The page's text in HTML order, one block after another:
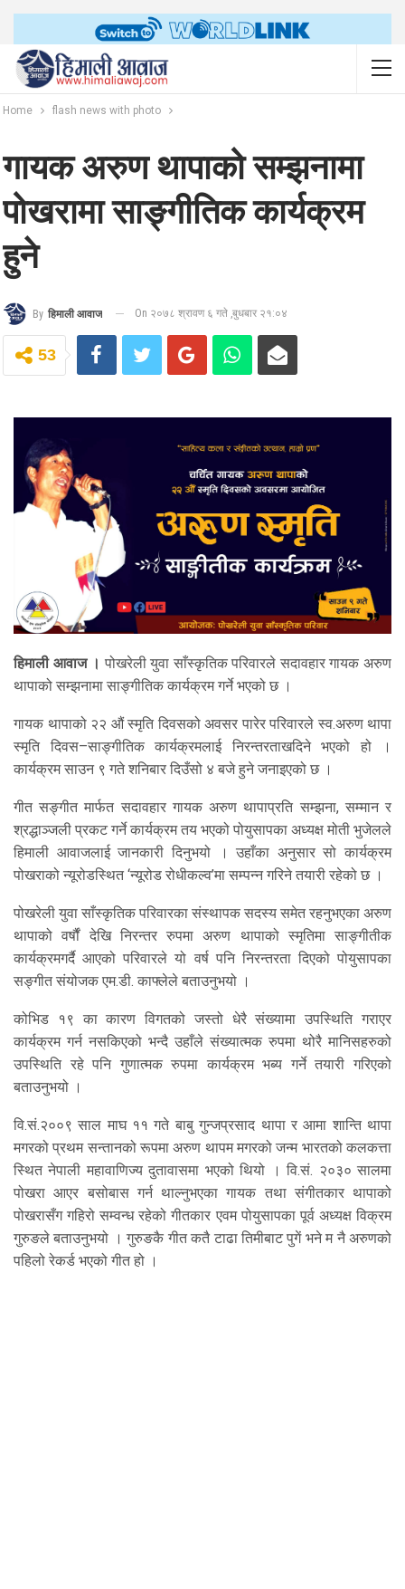
Home flash news with photo
गायक अरुण थापाको सम्झनामा
पोखरामा साङ्गीतिक कार्यक्रम
हुने
By हिमाली आवाज On २०७८ श्रावण ६ गते ,बुधबार २१:०४
53
हिमाली आवाज । पोखरेली युवा साँस्कृतिक परिवारले सदावहार गायक अरुण
थापाको सम्झनामा साङ्गीतिक कार्यक्रम गर्ने भएको छ ।
गायक थापाको २२ औं स्मृति दिवसको अवसर पारेर परिवारले स्व.अरुण थापा
स्मृति दिवस–साङ्गीतिक कार्यक्रमलाई निरन्तरताखदिने भएको हो ।
कार्यक्रम साउन ९ गते शनिबार दिउँसो ४ बजे हुने जनाइएको छ ।
गीत सङ्गीत मार्फत सदावहार गायक अरुण थापाप्रति सम्झना, सम्मान र
श्रद्धाञ्जली प्रकट गर्ने कार्यक्रम तय भएको पोयुसापका अध्यक्ष मोती भुजेलले
हिमाली आवाजलाई जानकारी दिनुभयो । उहाँका अनुसार सो कार्यक्रम
पोखराको न्यूरोडस्थित ‘न्यूरोड रोधीकल्व’मा सम्पन्न गरिने तयारी रहेको छ ।
पोखरेली युवा साँस्कृतिक परिवारका संस्थापक सदस्य समेत रहनुभएका अरुण
थापाको वर्षौं देखि निरन्तर रुपमा अरुण थापाको स्मृतिमा साङ्गीतीक
कार्यक्रमगर्दै आएको परिवारले यो वर्ष पनि निरन्तरता दिएको पोयुसापका
सङ्गीत संयोजक एम.डी. काफ्लेले बताउनुभयो ।
कोभिड १९ का कारण विगतको जस्तो धेरै संख्यामा उपस्थिति गराएर
कार्यक्रम गर्न नसकिएको भन्दै उहाँले संख्यात्मक रुपमा थोरै मानिसहरुको
उपस्थिति रहे पनि गुणात्मक रुपमा कार्यक्रम भब्य गर्ने तयारी गरिएको
बताउनुभयो ।
वि.सं.२००९ साल माघ ११ गते बाबु गुन्जप्रसाद थापा र आमा शान्ति थापा
मगरको प्रथम सन्तानको रूपमा अरुण थापम मगरको जन्म भारतको कलकत्ता
स्थित नेपाली महावाणिज्य दुतावासमा भएको थियो । वि.सं. २०३० सालमा
पोखरा आएर बसोबास गर्न थाल्नुभएका गायक तथा संगीतकार थापाको
पोखरासँग गहिरो सम्वन्ध रहेको गीतकार एवम पोयुसापका पूर्व अध्यक्ष विक्रम
गुरुङले बताउनुभयो । गुरुङकै गीत कतै टाढा तिमीबाट पुगें भने म नै अरुणको
पहिलो रेकर्ड भएको गीत हो ।